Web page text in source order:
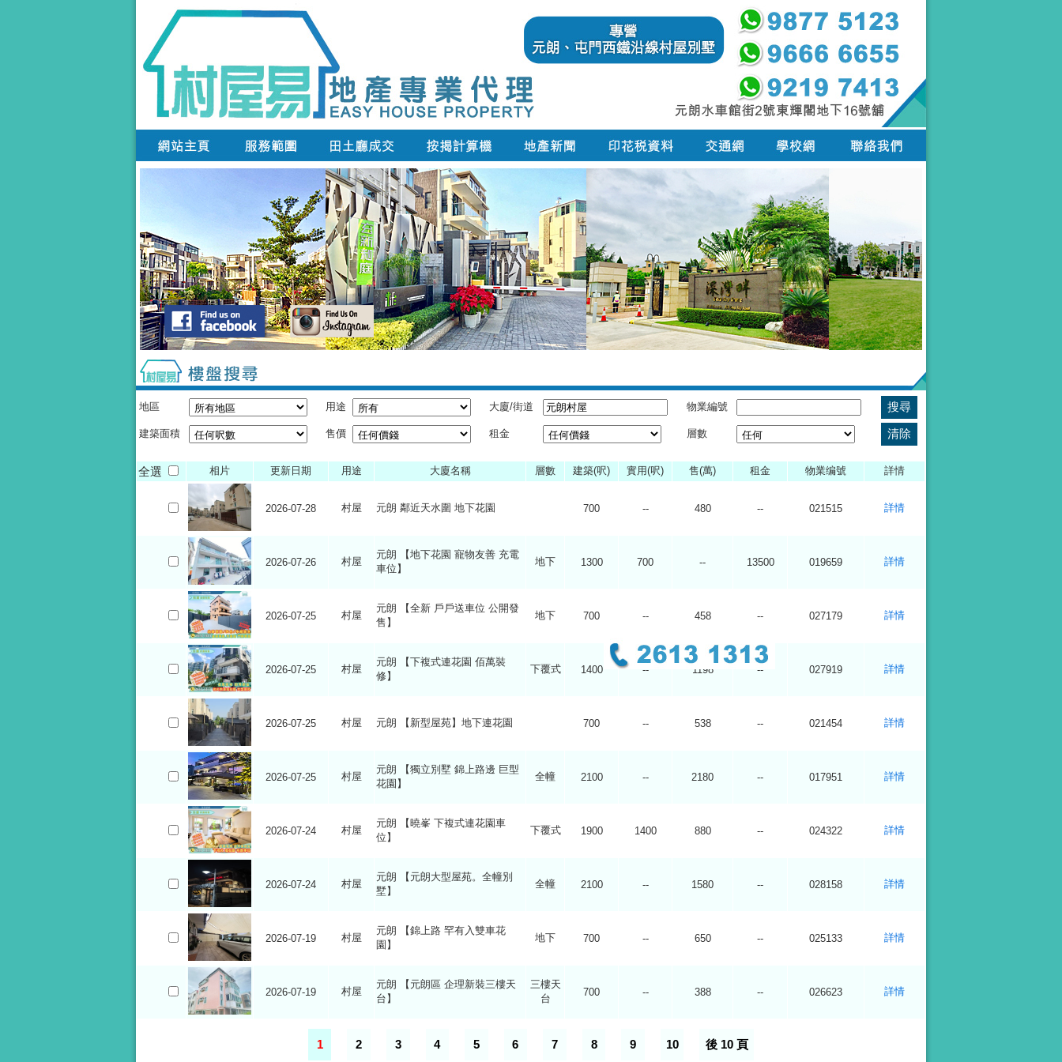
地區 用途 大廈/街道 物業編號
建築面積 售價 租金 層數
全選 相片 更新日期 用途 大廈名稱 層數 建築(呎) 實用(呎) 售(萬) 租金 物業编號 詳情
2026-07-28 村屋 元朗 鄰近天水圍 地下花園 700 -- 480 -- 021515 詳情
2026-07-26 村屋
元朗 【地下花園 寵物友善 充電
車位】
地下 1300 700 -- 13500 019659 詳情
2026-07-25 村屋
元朗 【全新 戶戶送車位 公開發
售】
地下 700 -- 458 -- 027179 詳情
2026-07-25 村屋
元朗 【下複式連花園 佰萬裝
修】
下覆式 1400 -- 1198 -- 027919 詳情
2026-07-25 村屋 元朗 【新型屋苑】地下連花園 700 -- 538 -- 021454 詳情
2026-07-25 村屋
元朗 【獨立別墅 錦上路邊 巨型
花園】
全幢 2100 -- 2180 -- 017951 詳情
2026-07-24 村屋
元朗 【曉峯 下複式連花園車
位】
下覆式 1900 1400 880 -- 024322 詳情
2026-07-24 村屋
元朗 【元朗大型屋苑。全幢別
墅】
全幢 2100 -- 1580 -- 028158 詳情
2026-07-19 村屋
元朗 【錦上路 罕有入雙車花
園】
地下 700 -- 650 -- 025133 詳情
2026-07-19 村屋
元朗 【元朗區 企理新裝三樓天
台】
三樓天
台
700 -- 388 -- 026623 詳情
1 2 3 4 5 6 7 8 9 10 後 10 頁